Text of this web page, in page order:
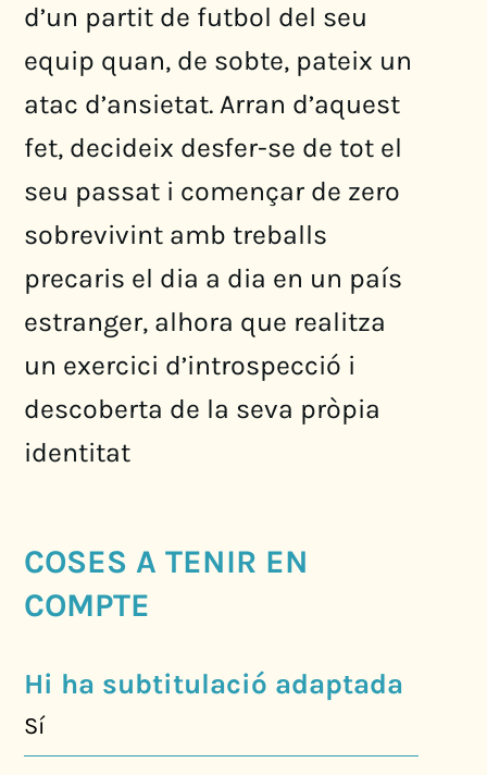
d’un partit de futbol del seu
equip quan, de sobte, pateix un
atac d’ansietat. Arran d’aquest
fet, decideix desfer-se de tot el
seu passat i començar de zero
sobrevivint amb treballs
precaris el dia a dia en un país
estranger, alhora que realitza
un exercici d’introspecció i
descoberta de la seva pròpia
identitat
COSES A TENIR EN
COMPTE
Hi ha subtitulació adaptada
Sí